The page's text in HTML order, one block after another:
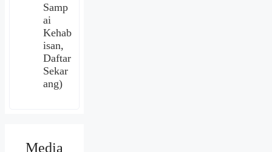
Samp
ai
Kehab
isan,
Daftar
Sekar
ang)
Media